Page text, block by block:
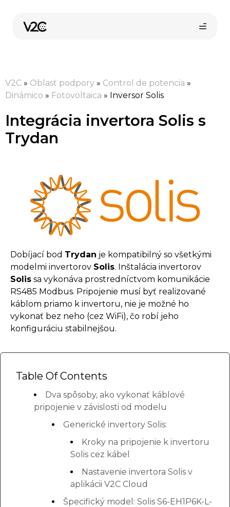
Kúpiť online
V2C » Oblasť podpory » Control de potencia »
Dinámico » Fotovoltaica » Inversor Solis
Integrácia invertora Solis s
Trydan
Dobíjací bod Trydan je kompatibilný so všetkými
modelmi invertorov Solis. Inštalácia invertorov
Solis sa vykonáva prostredníctvom komunikácie
RS485 Modbus. Pripojenie musí byť realizované
káblom priamo k invertoru, nie je možné ho
vykonať bez neho (cez WiFi), čo robí jeho
konfiguráciu stabilnejšou.
Table Of Contents
Dva spôsoby, ako vykonať káblové
pripojenie v závislosti od modelu
Generické invertory Solis:
Kroky na pripojenie k invertoru
Solis cez kábel
Nastavenie invertora Solis v
aplikácii V2C Cloud
Špecifický model: Solis S6-EH1P6K-L-